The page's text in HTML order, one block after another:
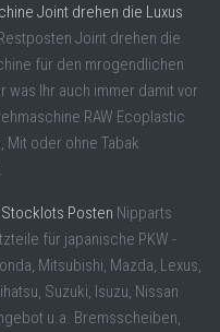
Joint drehen die Luxus
Joint drehen die
für den mrogendlichen
was Ihr auch immer damit vor
RAW Ecoplastic
Mit oder ohne Tabak
Posten Nipparts
für japanische PKW -
Mitsubishi, Mazda, Lexus,
Suzuki, Isuzu, Nissan
u.a. Bremsscheiben,